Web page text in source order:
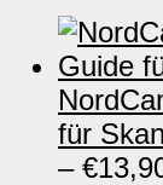
für
– €